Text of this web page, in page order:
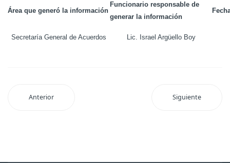
Área que generó la información
Funcionario responsable de
generar la información
Secretaría General de Acuerdos Lic. Israel Argüello Boy
Anterior Siguiente